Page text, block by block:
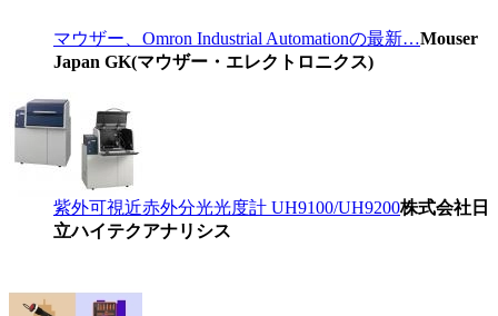
マウザー、Omron Industrial Automationの最新…Mouser
Japan GK(マウザー・エレクトロニクス)
紫外可視近赤外分光光度計 UH9100/UH9200株式会社日
立ハイテクアナリシス